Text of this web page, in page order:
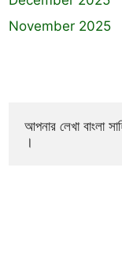
November 2025
আপনার লেখা বাংলা
।